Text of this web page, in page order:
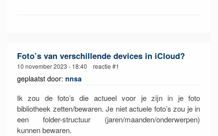
Foto’s van verschillende devices in iCloud?
10 november 2023 - 18:40 reactie #1
geplaatst door: nnsa
Ik zou de foto’s die actueel voor je zijn in je foto
bibliotheek zetten/bewaren. Je niet actuele foto’s zou je in
een folder-structuur (jaren/maanden/onderwerpen)
kunnen bewaren.